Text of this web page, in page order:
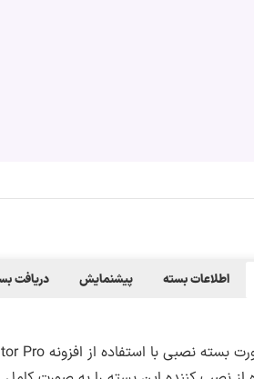
اطلاعات بسته پیشنمایش دریافت